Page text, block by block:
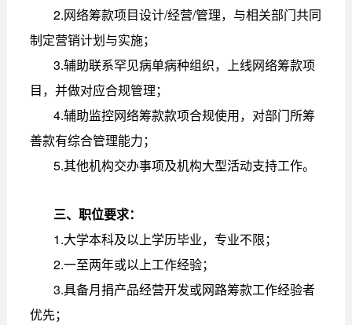
2.网络筹款项目设计/经营/管理，与相关部门共同
制定营销计划与实施；
3.辅助联系罕见病单病种组织，上线网络筹款项
目，并做对应合规管理；
4.辅助监控网络筹款款项合规使用，对部门所筹
善款有综合管理能力；
5.其他机构交办事项及机构大型活动支持工作。
三、职位要求：
1.大学本科及以上学历毕业，专业不限；
2.一至两年或以上工作经验；
3.具备月捐产品经营开发或网路筹款工作经验者
优先；